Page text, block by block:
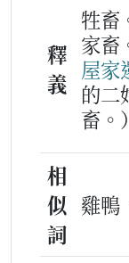
釋
義
牲畜
家畜
屋家
的二
畜。）
相
似
詞
雞鴨